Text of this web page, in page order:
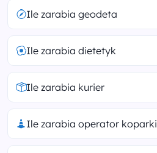
Ile zarabia geodeta
Ile zarabia dietetyk
Ile zarabia kurier
Ile zarabia operator koparki